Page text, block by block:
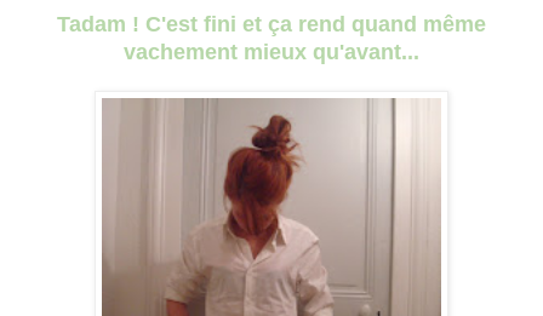
Tadam ! C'est fini et ça rend quand même
vachement mieux qu'avant...